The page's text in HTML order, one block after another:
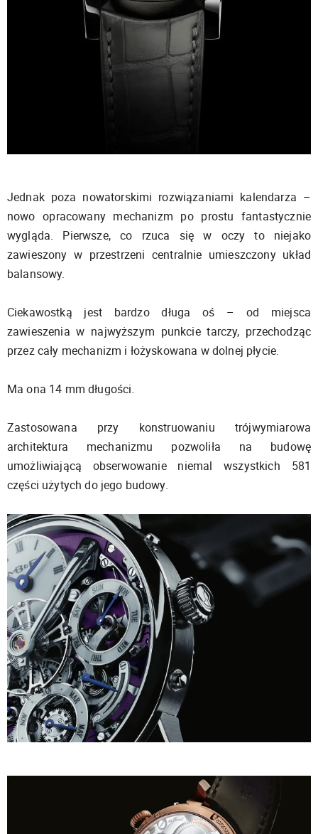
Jednak poza nowatorskimi rozwiązaniami kalendarza –
nowo opracowany mechanizm po prostu fantastycznie
wygląda. Pierwsze, co rzuca się w oczy to niejako
zawieszony w przestrzeni centralnie umieszczony układ
balansowy.
Ciekawostką jest bardzo długa oś – od miejsca
zawieszenia w najwyższym punkcie tarczy, przechodząc
przez cały mechanizm i łożyskowana w dolnej płycie.
Ma ona 14 mm długości.
Zastosowana przy konstruowaniu trójwymiarowa
architektura mechanizmu pozwoliła na budowę
umożliwiającą obserwowanie niemal wszystkich 581
części użytych do jego budowy.